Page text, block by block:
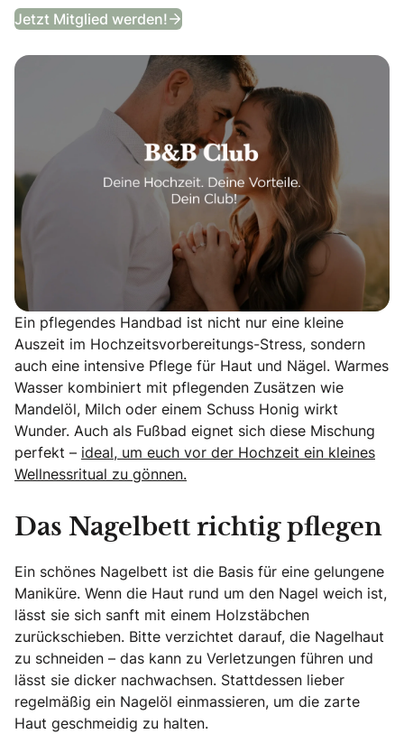
Jetzt Mitglied werden! B&B Club
Ein pflegendes Handbad ist nicht nur eine kleine
Auszeit im Hochzeitsvorbereitungs-Stress, sondern
auch eine intensive Pflege für Haut und Nägel. Warmes
Wasser kombiniert mit pflegenden Zusätzen wie
Mandelöl, Milch oder einem Schuss Honig wirkt
Wunder. Auch als Fußbad eignet sich diese Mischung
perfekt – ideal, um euch vor der Hochzeit ein kleines
Wellnessritual zu gönnen.
Das Nagelbett richtig pflegen
Ein schönes Nagelbett ist die Basis für eine gelungene
Maniküre. Wenn die Haut rund um den Nagel weich ist,
lässt sie sich sanft mit einem Holzstäbchen
zurückschieben. Bitte verzichtet darauf, die Nagelhaut
zu schneiden – das kann zu Verletzungen führen und
lässt sie dicker nachwachsen. Stattdessen lieber
regelmäßig ein Nagelöl einmassieren, um die zarte
Haut geschmeidig zu halten.